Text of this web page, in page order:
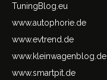
TuningBlog.eu
www.autophorie.de
www.evtrend.de
www.kleinwagenblog.de
www.smartpit.de